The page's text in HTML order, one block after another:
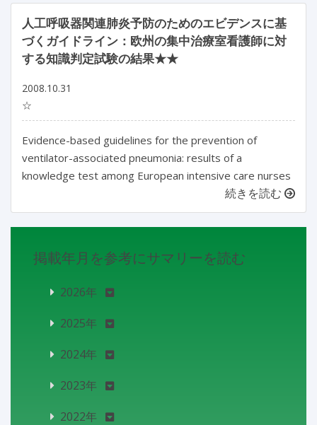
人工呼吸器関連肺炎予防のためのエビデンスに基
づくガイドライン：欧州の集中治療室看護師に対
する知識判定試験の結果★★
2008.10.31
☆
Evidence-based guidelines for the prevention of
ventilator-associated pneumonia: results of a
knowledge test among European intensive care nurses
続きを読む
掲載年月を参考にサマリーを読む
2026年
2025年
2024年
2023年
2022年